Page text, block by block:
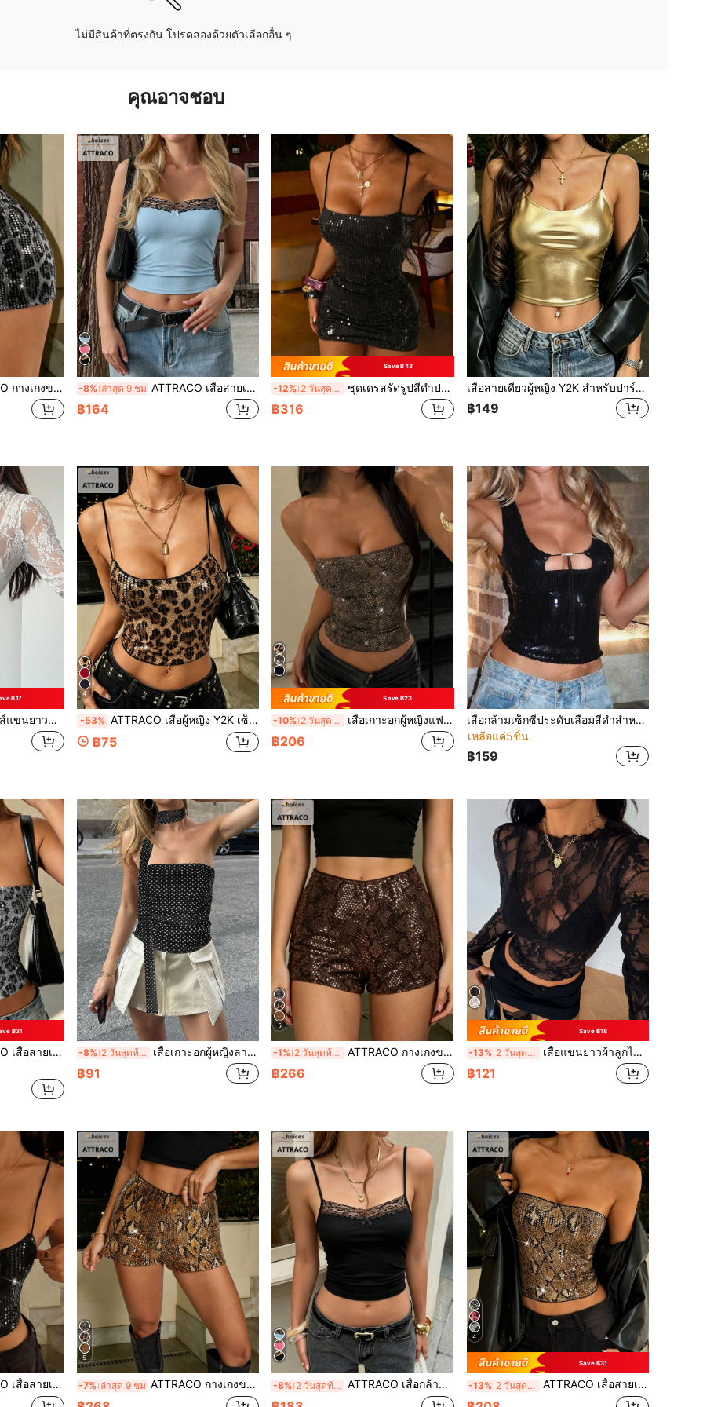
ไม่มีสินค้าที่ตรงกัน โปรดลองด้วยตัวเลือกอื่น ๆ
คุณอาจชอบ
ชุดฮาโลวีน กางเกงลายเสือดาวเงาวาว เสื้อผ้าสำหรับวันหยุดฤดูร้อน -8% ล่าสุด 9 ชม ATTRACO เสื้อสายเดี่ยวผู้หญิง Y2K ลายเสือดาว เซ็กซี่น่ารัก เหมาะสำหรับเดท คอนเสิร์ต และสไตล์ Gyaru ลำลอง
฿164
Save ฿43
-12% 2 วันสุดท้าย ชุดเดรสรัดรูปสีดำประดับเลื่อมเซ็กซี่สำหรับผู้หญิง แขนกุด สไตล์ Y2K ชุดฮาโลวีนฤดูใบไม้ร่วง ชุดไปเที่ยวและออกงาน ฤดูร้อนที่หรูหรา
฿316
เสื้อสายเดี่ยวผู้หญิง Y2K สำหรับปาร์ตี้ฮาโลวีน เสื้อประกายวิบวับ ผู้หญิง Y2K เซ็กซี่เลื่อม ชุดฮาโลวีนฤดูใบไม้ร่วง ชุดไปเที่ยวพักผ่อน ชุดออกไปข้างนอกฤดูร้อน
฿149
฿17
ารูปสำหรับผู้หญิง สีขาว ฤดูใบไม้ผลิ
4
-53% ATTRACO เสื้อผู้หญิง Y2K เซ็กซี่ ลายเสือดาวประดับเลื่อม ชุดเงางามสำหรับคอนเสิร์ต ปาร์ตี้ ชุดฮาโลวีน วันหยุดพักผ่อน ออกไปข้างนอก สีน้ำตาล ฤดูร้อน
฿75
Save ฿23
-10% 2 วันสุดท้าย เสื้อเกาะอกผู้หญิงแฟชั่นลายงูประดับเลื่อม, เสื้อเกาะอกผู้หญิงลายเสือดาวสำหรับฤดูร้อน, เสื้อเกาะอกผู้หญิงลายเสือดาววินเทจเรียบง่ายและมีสไตล์สำหรับชายหาด, วันหยุด, ฤดูใบไม้ร่วง ฮาโลวีน
฿206
เสื้อกล้ามเซ็กซี่ประดับเลื่อมสีดำสำหรับฤดูร้อน
เหลือแค่5ชิ้น
฿159
฿31
ระดับเลื่อมเซ็กซี่ Y2K สำหรับผู้หญิง ชุดฤดูใบไม้ร่วง วันหยุด วันเกิด ฮาโลวีน เทศกาล และปาร์ตี้ -8% 2 วันสุดท้าย เสื้อเกาะอกผู้หญิงลายจุดพิมพ์พร้อมสายคาดลำลองสีดำฤดูร้อน
฿91
5
-1% 2 วันสุดท้าย ATTRACO กางเกงขาสั้นผู้หญิงแฟชั่นสำหรับไนท์คลับและปาร์ตี้ ลายงูประดับคริสตัลสไตล์ Y2K ชุดฮาโลวีน กางเกงขาสั้นลายเสือดาว กางเกงเงาวาว เสื้อผ้าสำหรับวันหยุด
฿266
Save ฿18
-13% 2 วันสุดท้าย เสื้อแขนยาวผ้าลูกไม้ตาข่ายซีทรูสีดำสำหรับผู้หญิง ฤดูใบไม้ผลิ
฿121
รียบง่าย แฟชั่นเซ็กซี่ สายสปาเก็ตตี้ สำหรับปีใหม่ ฤดูร้อน สีดำ
5
-7% ล่าสุด 9 ชม ATTRACO กางเกงขาสั้นแฟชั่นผู้หญิงเอวยืด แต่งเลื่อมสีบล็อก ลายเสือชีตาห์ เงาวาว สไตล์ Y2K สำหรับปาร์ตี้และชุดฮาโลวีน สีเหลือง ฤดูร้อน -8% 2 วันสุดท้าย ATTRACO เสื้อกล้ามผู้หญิง Y2K เซ็กซี่น่ารัก ลายเสือดาว เหมาะสำหรับเดท คอนเสิร์ต ชุดสไตล์ Gyaru สีดำ
4
Save ฿31
-13% 2 วันสุดท้าย ATTRACO เสื้อสายเดี่ยวผู้หญิงลายเสือดาววินเทจประดับเลื่อม สไตล์ Y2K เสื้อเซ็กซี่สำหรับฤดูใบไม้ร่วง วันหยุด วันเกิด ฮาโลวีน เทศกาล และปาร์ตี้